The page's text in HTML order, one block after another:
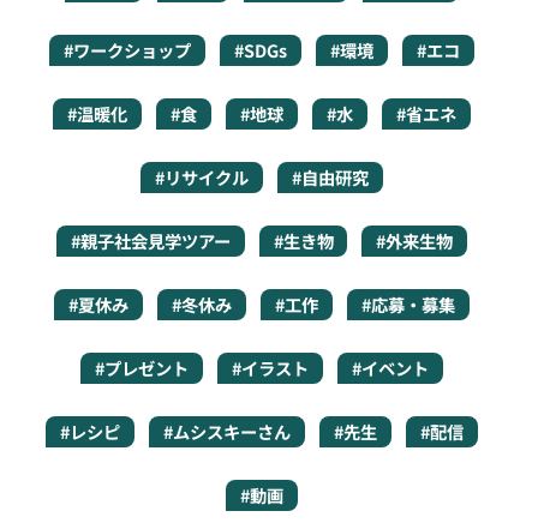
#ワークショップ #SDGs #環境 #エコ
#温暖化 #食 #地球 #水 #省エネ
#リサイクル #自由研究
#親子社会見学ツアー #生き物 #外来生物
#夏休み #冬休み #工作 #応募・募集
#プレゼント #イラスト #イベント
#レシピ #ムシスキーさん #先生 #配信
#動画